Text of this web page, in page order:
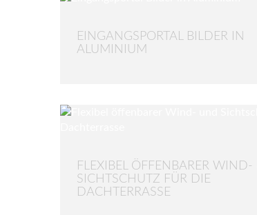
EINGANGSPORTAL BILDER IN
ALUMINIUM
FLEXIBEL ÖFFENBARER
SICHTSCHUTZ FÜR DIE
DACHTERRASSE